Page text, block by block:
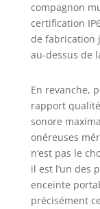
compagnon
certification
de fabrication
au-dessus de
En revanche,
rapport
sonore
onéreuses
n’est pas le
il est l’un des
enceinte
précisément